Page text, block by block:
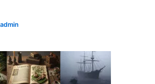
admin